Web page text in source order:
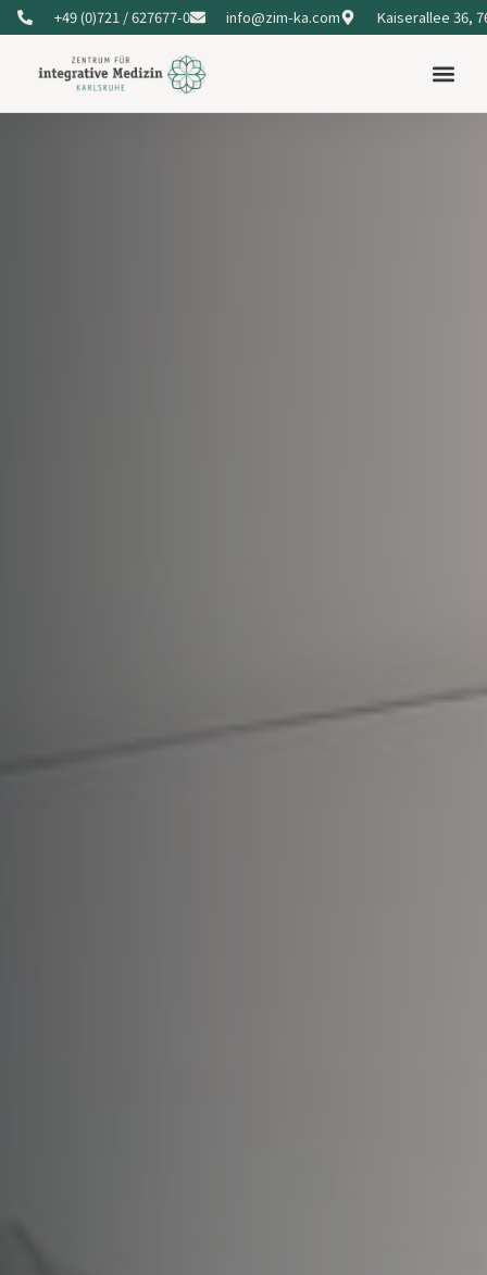
+49 (0)721 / 627677-0 info@zim-ka.com Kaiserallee 36,